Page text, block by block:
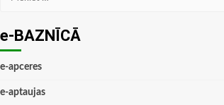
e-BAZNĪCĀ
e-apceres
e-aptaujas